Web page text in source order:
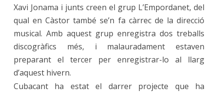
Xavi Jonama i junts creen el grup L’Empordanet, del
qual en Càstor també se’n fa càrrec de la direcció
musical. Amb aquest grup enregistra dos treballs
discogràfics més, i malauradament estaven
preparant el tercer per enregistrar-lo al llarg
d’aquest hivern.
Cubacant ha estat el darrer projecte que ha